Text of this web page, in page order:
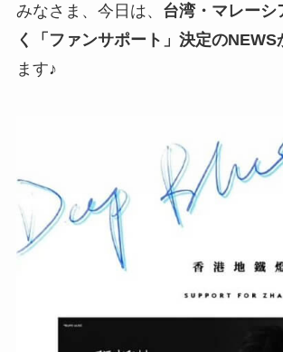
みなさま、今日は、 台湾・マレーシ
く「ファンサポート」決定のNEWS
ます♪